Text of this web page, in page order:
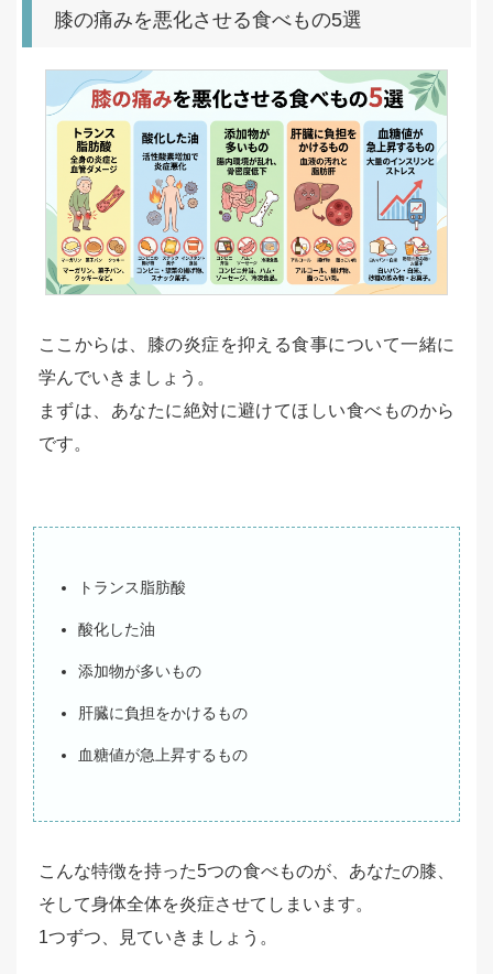
膝の痛みを悪化させる食べもの5選
ここからは、膝の炎症を抑える食事について一緒に
学んでいきましょう。
まずは、あなたに絶対に避けてほしい食べものから
です。
トランス脂肪酸
酸化した油
添加物が多いもの
肝臓に負担をかけるもの
血糖値が急上昇するもの
こんな特徴を持った5つの食べものが、あなたの膝、
そして身体全体を炎症させてしまいます。
1つずつ、見ていきましょう。